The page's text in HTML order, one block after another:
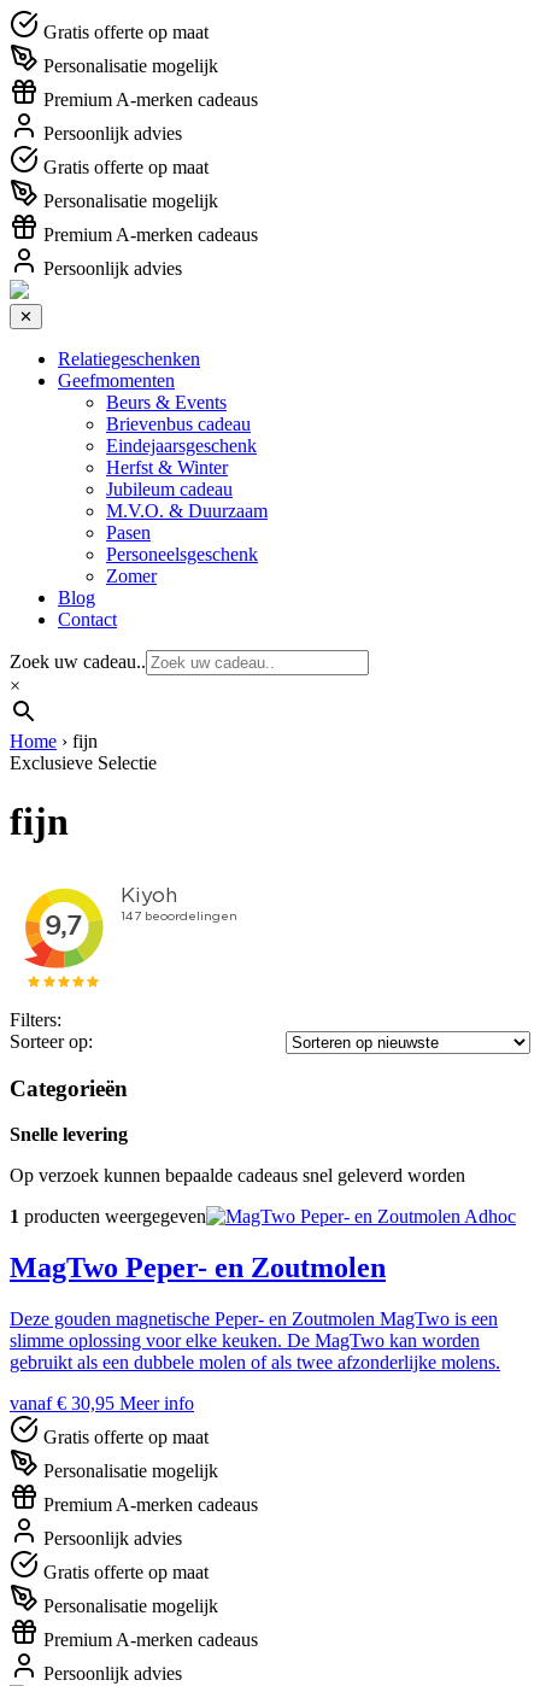
Gratis offerte op maat
Personalisatie mogelijk
Premium A-merken cadeaus
Persoonlijk advies
Gratis offerte op maat
Personalisatie mogelijk
Premium A-merken cadeaus
Persoonlijk advies
✕
Relatiegeschenken
Geefmomenten
Beurs & Events
Brievenbus cadeau
Eindejaarsgeschenk
Herfst & Winter
Jubileum cadeau
M.V.O. & Duurzaam
Pasen
Personeelsgeschenk
Zomer
Blog
Contact
Zoek uw cadeau..
×
Home › fijn
Exclusieve Selectie
fijn
Filters:
Sorteer op:
Categorieën
Snelle levering
Op verzoek kunnen bepaalde cadeaus snel geleverd worden
1 producten weergegeven Adhoc
MagTwo Peper- en Zoutmolen
Deze gouden magnetische Peper- en Zoutmolen MagTwo is een
slimme oplossing voor elke keuken. De MagTwo kan worden
gebruikt als een dubbele molen of als twee afzonderlijke molens.
vanaf € 30,95 Meer info
Gratis offerte op maat
Personalisatie mogelijk
Premium A-merken cadeaus
Persoonlijk advies
Gratis offerte op maat
Personalisatie mogelijk
Premium A-merken cadeaus
Persoonlijk advies